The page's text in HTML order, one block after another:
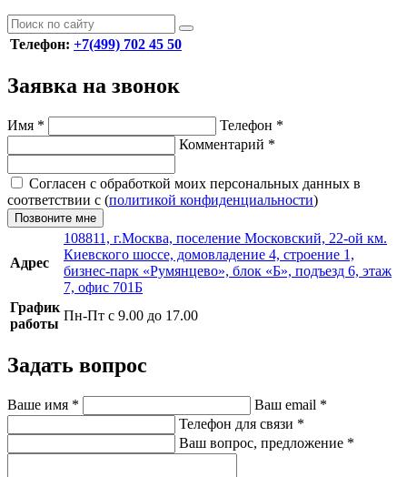
Телефон: +7(499) 702 45 50
Заявка на звонок
Имя * Телефон *
Комментарий *
Согласен с обработкой моих персональных данных в
соответствии с (политикой конфиденциальности)
Позвоните мне
Адрес
108811, г.Москва, поселение Московский, 22-ой км.
Киевского шоссе, домовладение 4, строение 1,
бизнес-парк «Румянцево», блок «Б», подъезд 6, этаж
7, офис 701Б
График
работы
Пн-Пт с 9.00 до 17.00
Задать вопрос
Ваше имя * Ваш email *
Телефон для связи *
Ваш вопрос, предложение *